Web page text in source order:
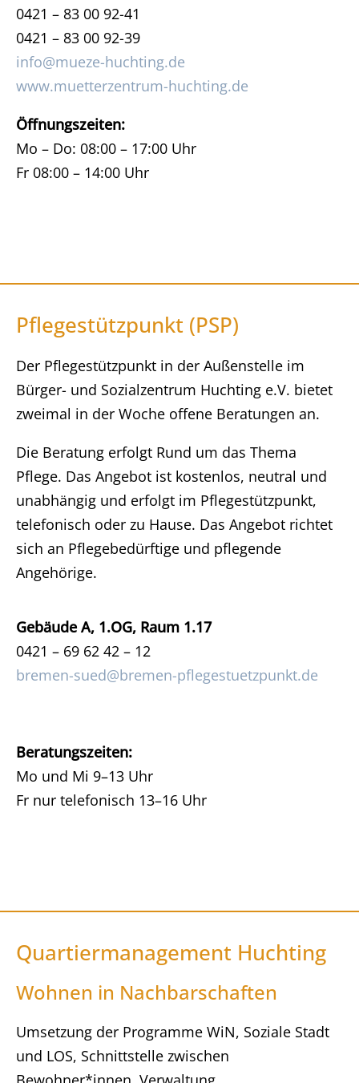
0421 – 83 00 92-41
0421 – 83 00 92-39
info@mueze-huchting.de
www.muetterzentrum-huchting.de
Öffnungszeiten:
Mo – Do: 08:00 – 17:00 Uhr
Fr 08:00 – 14:00 Uhr
Pflegestützpunkt (PSP)
Der Pflegestützpunkt in der Außenstelle im
Bürger- und Sozialzentrum Huchting e.V. bietet
zweimal in der Woche offene Beratungen an.
Die Beratung erfolgt Rund um das Thema
Pflege. Das Angebot ist kostenlos, neutral und
unabhängig und erfolgt im Pflegestützpunkt,
telefonisch oder zu Hause. Das Angebot richtet
sich an Pflegebedürftige und pflegende
Angehörige.
Gebäude A, 1.OG, Raum 1.17
0421 – 69 62 42 – 12
bremen-sued@bremen-pflegestuetzpunkt.de
Beratungszeiten:
Mo und Mi 9–13 Uhr
Fr nur telefonisch 13–16 Uhr
Quartiermanagement Huchting
Wohnen in Nachbarschaften
Umsetzung der Programme WiN, Soziale Stadt
und LOS, Schnittstelle zwischen